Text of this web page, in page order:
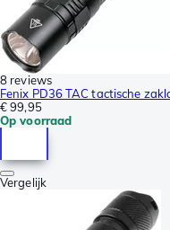
8 reviews
Fenix PD36 TAC tactische
€ 99,95
Op voorraad
Vergelijk